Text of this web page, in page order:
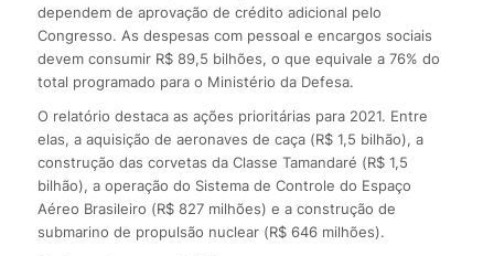
dependem de aprovação de crédito adicional pelo
Congresso. As despesas com pessoal e encargos sociais
devem consumir R$ 89,5 bilhões, o que equivale a 76% do
total programado para o Ministério da Defesa.
O relatório destaca as ações prioritárias para 2021. Entre
elas, a aquisição de aeronaves de caça (R$ 1,5 bilhão), a
construção das corvetas da Classe Tamandaré (R$ 1,5
bilhão), a operação do Sistema de Controle do Espaço
Aéreo Brasileiro (R$ 827 milhões) e a construção de
submarino de propulsão nuclear (R$ 646 milhões).